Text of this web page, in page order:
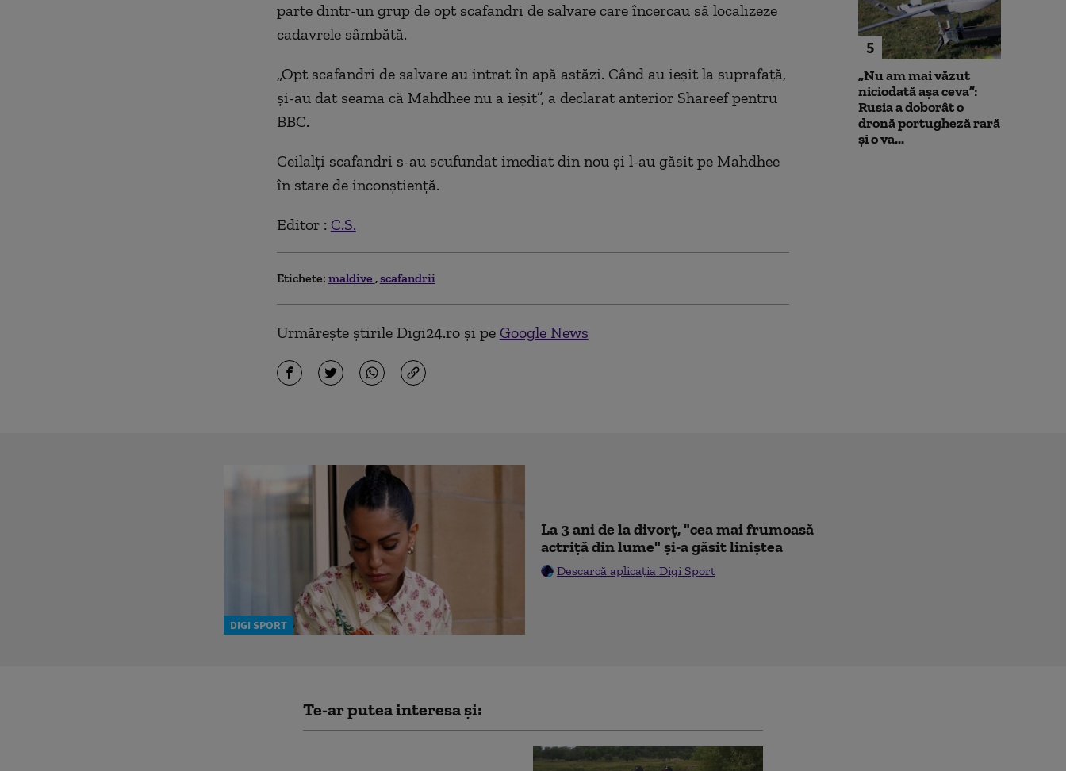
parte dintr-un grup de opt scafandri de salvare care încercau să localizeze
cadavrele sâmbătă.
„Opt scafandri de salvare au intrat în apă astăzi. Când au ieşit la suprafaţă,
şi-au dat seama că Mahdhee nu a ieşit”, a declarat anterior Shareef pentru
BBC.
Ceilalţi scafandri s-au scufundat imediat din nou şi l-au găsit pe Mahdhee
în stare de inconştienţă.
Editor : C.S.
Etichete: maldive scafandrii
Urmărește știrile Digi24.ro și pe Google News
5
„Nu am mai văzut
niciodată așa ceva”:
Rusia a doborât o
dronă portugheză rară
și o va...
DIGI SPORT
La 3 ani de la divorț, "cea mai frumoasă
actriță din lume" și-a găsit liniștea
Descarcă aplicația Digi Sport
Te-ar putea interesa și: